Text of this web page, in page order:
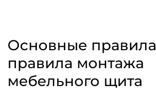
Основные правила
правила монтажа
мебельного щита